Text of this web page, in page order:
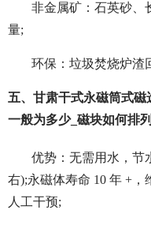
非金属矿：石英砂、
量;
环保：垃圾焚烧炉渣
五、甘肃干式永磁筒式
一般为多少_磁块如何排
优势：无需用水，节
右);永磁体寿命 10 年 +
人工干预;